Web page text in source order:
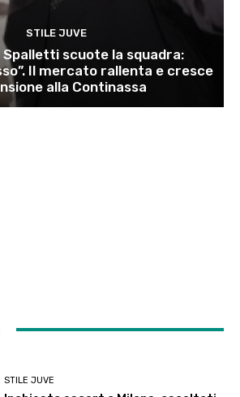
STILE JUVE
scuote la squadra:
Il mercato rallenta e cresce
alla Continassa
STILE JUVE